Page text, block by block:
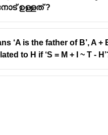
ഉള്ളത് ?
‘A is the father of B’, A +
to H if ‘S = M + I ~ T -